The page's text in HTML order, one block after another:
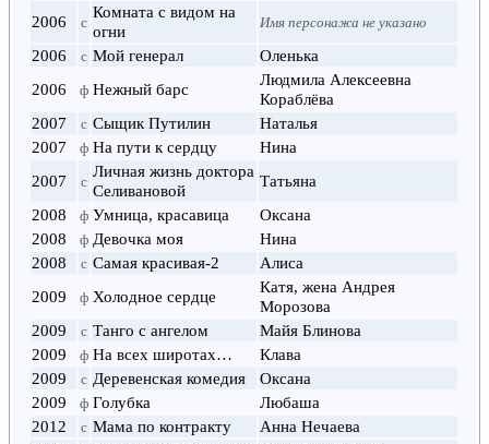
2006
с
Комната с видом на
огни
Имя персонажа не указано
2006 с Мой генерал
Оленька
2006
ф Нежный барс
Людмила Алексеевна
Кораблёва
2007
с Сыщик Путилин
Наталья
2007
ф На пути к сердцу
Нина
2007
с
Личная жизнь доктора
Селивановой
Татьяна
2008
ф Умница, красавица
Оксана
2008
ф Девочка моя
Нина
2008
с Самая красивая-2
Алиса
2009
ф Холодное сердце
Катя, жена Андрея
Морозова
2009
с Танго с ангелом
Майя Блинова
2009
ф На всех широтах…
Клава
2009
с Деревенская комедия
Оксана
2009
ф Голубка
Любаша
2012
с Мама по контракту
Анна Нечаева